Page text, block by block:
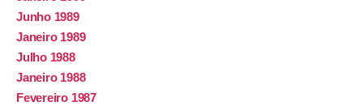
Junho 1989
Janeiro 1989
Julho 1988
Janeiro 1988
Fevereiro 1987